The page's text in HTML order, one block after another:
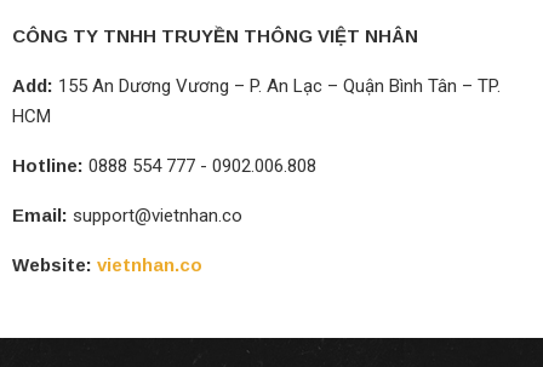
CÔNG TY TNHH TRUYỀN THÔNG VIỆT NHÂN
Add: 155 An Dương Vương – P. An Lạc – Quận Bình Tân – TP.
HCM
Hotline: 0888 554 777 - 0902.006.808
Email: support@vietnhan.co
Website: vietnhan.co